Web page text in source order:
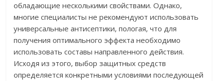
обладающие несколькими свойствами. Однако,
многие специалисты не рекомендуют использовать
универсальные антисептики, пологая, что для
получения оптимального эффекта необходимо
использовать составы направленного действия.
Исходя из этого, выбор защитных средств
определяется конкретными условиями последующей